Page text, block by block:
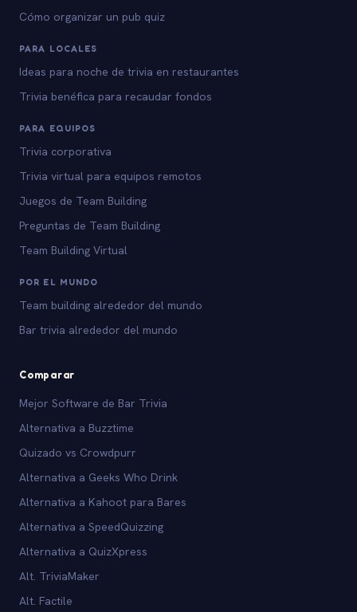
Cómo organizar un pub quiz
PARA LOCALES
Ideas para noche de trivia en restaurantes
Trivia benéfica para recaudar fondos
PARA EQUIPOS
Trivia corporativa
Trivia virtual para equipos remotos
Juegos de Team Building
Preguntas de Team Building
Team Building Virtual
POR EL MUNDO
Team building alrededor del mundo
Bar trivia alrededor del mundo
Comparar
Mejor Software de Bar Trivia
Alternativa a Buzztime
Quizado vs Crowdpurr
Alternativa a Geeks Who Drink
Alternativa a Kahoot para Bares
Alternativa a SpeedQuizzing
Alternativa a QuizXpress
Alt. TriviaMaker
Alt. Factile